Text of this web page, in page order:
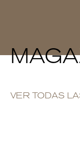
VER TODAS